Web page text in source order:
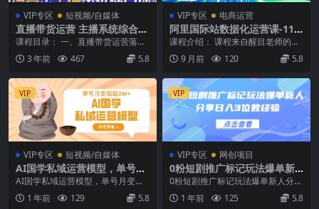
VIP专区 短视频/自媒体
直播带货运营 主播系统综合
课，讲透2022年如何做直播带
课程目录： 一、直播带货运营落地
实操课 第1节：新账号如何选择起
号方式.mp4 ...
3 年前 467 5.8
VIP专区 电商运营
阿里国际站数据化运营课-11
月，从精准引流到询盘转化全
流程，月均询盘+订单提升20
0%
课程介绍： 课程来自醒目老师的阿
里国际站运营系列课。还在为流量
多询盘少、数据看不...
9 月前 120 5.8
VIP
VIP专区 短视频/自媒体
AI国学私域运营模型，单号月
变现过W
AI国学私域运营模型，单号月变现
过W 2024年开始，20年离火大运，
国学文化必...
1 年前 129 5.8
VIP
VIP专区 网创项目
0粉短剧推广标记玩法爆单新
人分享日入3位数经验
0粉短剧推广标记玩法爆单新人分享
日入3位数经验 今天把短剧爆单的
全流程毫无保留的...
1 年前 125 5.8